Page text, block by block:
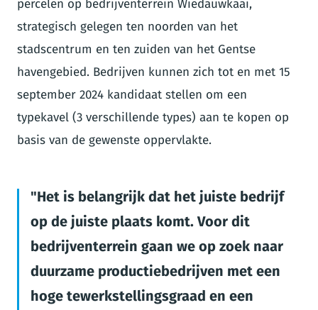
percelen op bedrijventerrein Wiedauwkaai,
strategisch gelegen ten noorden van het
stadscentrum en ten zuiden van het Gentse
havengebied. Bedrijven kunnen zich tot en met 15
september 2024 kandidaat stellen om een
typekavel (3 verschillende types) aan te kopen op
basis van de gewenste oppervlakte.
Het is belangrijk dat het juiste bedrijf
op de juiste plaats komt. Voor dit
bedrijventerrein gaan we op zoek naar
duurzame productiebedrijven met een
hoge tewerkstellingsgraad en een